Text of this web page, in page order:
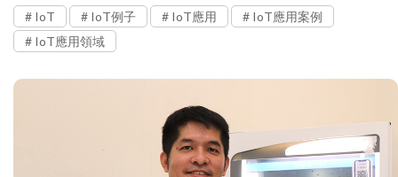
IoT IoT例子 IoT應用
IoT應用案例
IoT應用領域